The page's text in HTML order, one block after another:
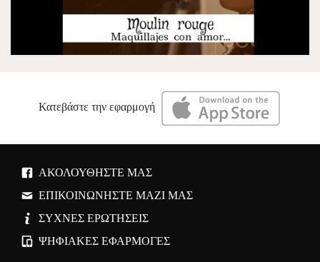
Κατεβάστε την εφαρμογή
ΑΚΟΛΟΥΘΉΣΤΕ ΜΑΣ
ΕΠΙΚΟΙΝΩΝΉΣΤΕ ΜΑΖΊ ΜΑΣ
ΣΥΧΝΈΣ ΕΡΩΤΉΣΕΙΣ
ΨΗΦΙΑΚΈΣ ΕΦΑΡΜΟΓΈΣ